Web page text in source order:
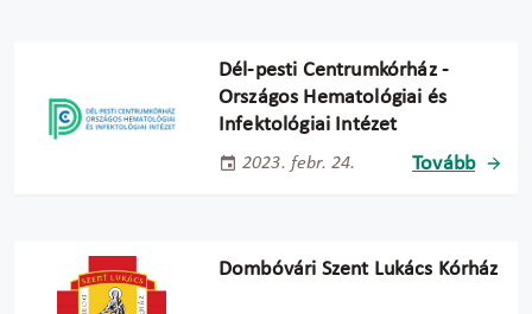
Dél-pesti Centrumkórház -
Országos Hematológiai és
Infektológiai Intézet
2023. febr. 24. Tovább
Dombóvári Szent Lukács Kórház